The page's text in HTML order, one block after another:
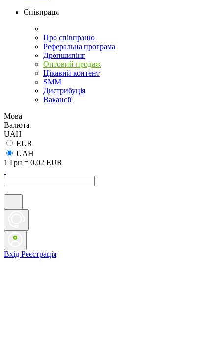
Співпраця
Про співпрацю
Реферальна програма
Дропшипінг
Оптовий продаж
Цікавий контент
SMM
Дистрибуція
Вакансії
Мова
Валюта
UAH
EUR
UAH
1 Грн = 0.02 EUR
Вхід Реєстрація